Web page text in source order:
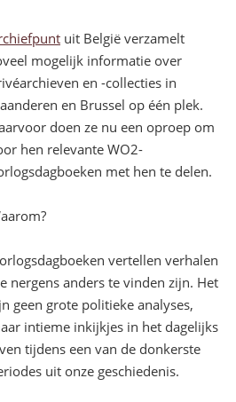
uit België verzamelt
mogelijk informatie over
en -collecties in
en Brussel op één plek.
doen ze nu een oproep om
hen relevante WO2-
met hen te delen.
vertellen verhalen
nergens anders te vinden zijn. Het
geen grote politieke analyses,
intieme inkijkjes in het dagelijks
tijdens een van de donkerste
uit onze geschiedenis.